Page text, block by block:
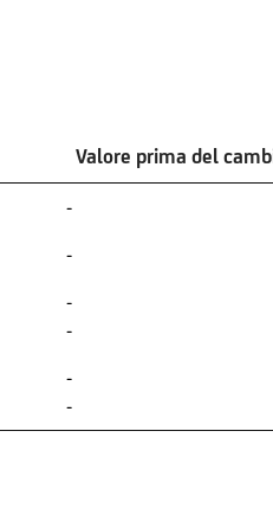
Valore prima del
-
-
-
-
-
-